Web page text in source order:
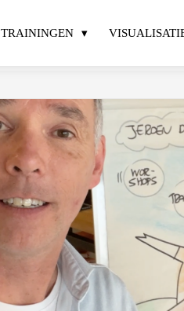
TRAININGEN